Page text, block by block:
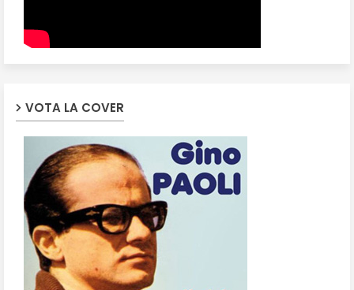
VOTA LA COVER